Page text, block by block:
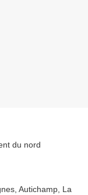
du nord
Autichamp, La